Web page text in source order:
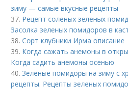
зиму — самые вкусные рецепты
37. Рецепт соленых зеленых
Засолка зеленых помидоров в
38.Сорт клубники Ирма описание
39. Когда сажать анемоны в
Когда садить анемоны осенью
40.Зеленые помидоры на зиму с
рецепты. Рецепты зеленых